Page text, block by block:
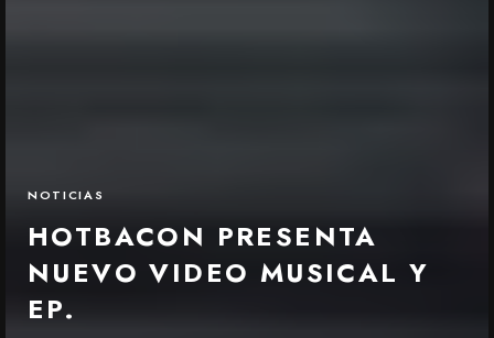
NOTICIAS
HOTBACON PRESENTA
NUEVO VIDEO MUSICAL Y
EP.